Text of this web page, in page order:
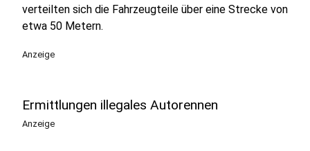
verteilten sich die Fahrzeugteile über eine Strecke von
etwa 50 Metern.
Anzeige
Ermittlungen illegales Autorennen
Anzeige